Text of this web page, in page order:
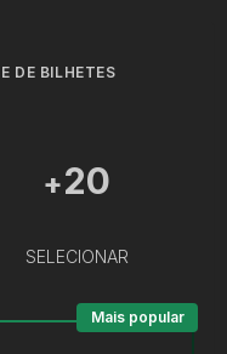
DE BILHETES
+20
SELECIONAR
Mais popular